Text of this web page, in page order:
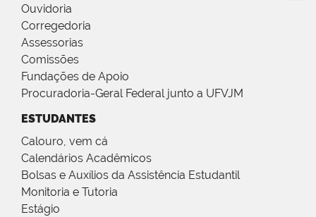
Ouvidoria
Corregedoria
Assessorias
Comissões
Fundações de Apoio
Procuradoria-Geral Federal junto a UFVJM
ESTUDANTES
Calouro, vem cá
Calendários Acadêmicos
Bolsas e Auxílios da Assistência Estudantil
Monitoria e Tutoria
Estágio